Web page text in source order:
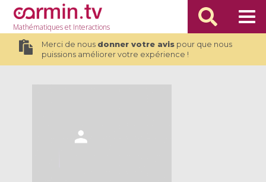
Mathématiqueset Interactions
Merci de nous donner votre avispour que nous
puissions améliorer votre expérience !